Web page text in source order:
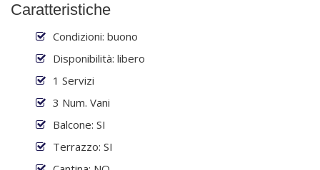
Caratteristiche
Condizioni: buono
Disponibilità: libero
1 Servizi
3 Num. Vani
Balcone: SI
Terrazzo: SI